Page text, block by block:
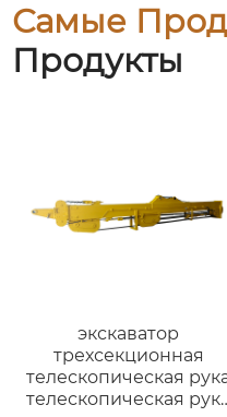
Самые
Продукты
экскаватор
трехсекционная
телескопическая
телескопическая